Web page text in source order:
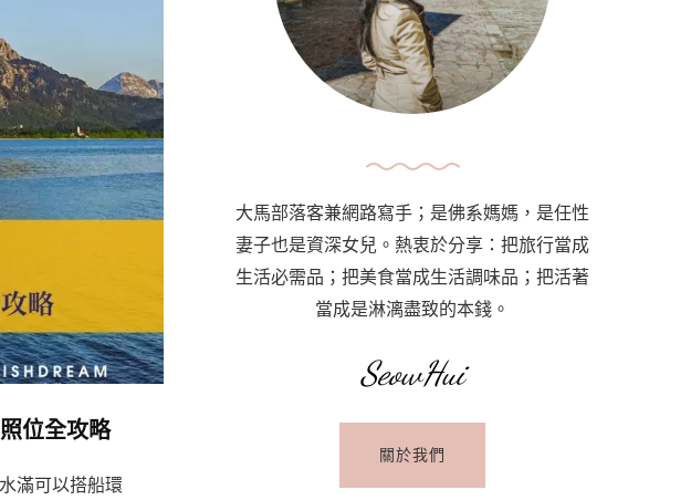
位全攻略
滿可以搭船環
大馬部落客兼網路寫手；是佛系媽媽，是任性
妻子也是資深女兒。熱衷於分享：把旅行當成
生活必需品；把美食當成生活調味品；把活著
當成是淋漓盡致的本錢。
SeowHui
關於我們